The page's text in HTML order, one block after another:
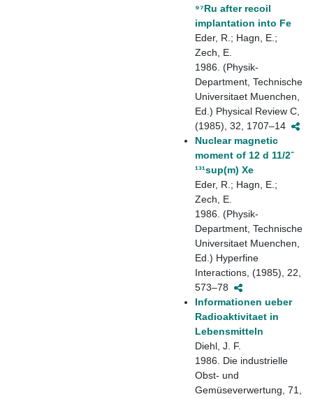
⁹⁷Ru after recoil
implantation into Fe
Eder, R.; Hagn, E.;
Zech, E.
1986. (Physik-
Department, Technische
Universitaet Muenchen,
Ed.) Physical Review C,
(1985), 32, 1707–14
Nuclear magnetic
moment of 12 d 11/2⁻
¹³¹sup(m) Xe
Eder, R.; Hagn, E.;
Zech, E.
1986. (Physik-
Department, Technische
Universitaet Muenchen,
Ed.) Hyperfine
Interactions, (1985), 22,
573–78
Informationen ueber
Radioaktivitaet in
Lebensmitteln
Diehl, J. F.
1986. Die industrielle
Obst- und
Gemüseverwertung, 71,